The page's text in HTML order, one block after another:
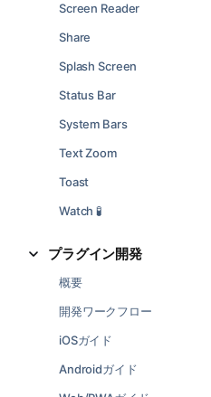
Screen Reader
Share
Splash Screen
Status Bar
System Bars
Text Zoom
Toast
Watch 🧪
プラグイン開発
概要
開発ワークフロー
iOSガイド
Androidガイド